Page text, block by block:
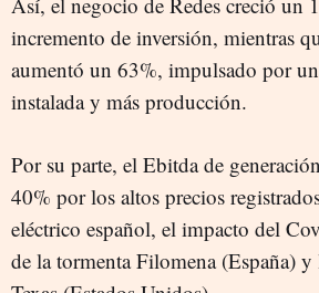
incremento de inversión, mientras
aumentó un 63%, impulsado por
instalada y más producción.
Por su parte, el Ebitda de
40% por los altos precios
eléctrico español, el impacto del
de la tormenta Filomena (España)